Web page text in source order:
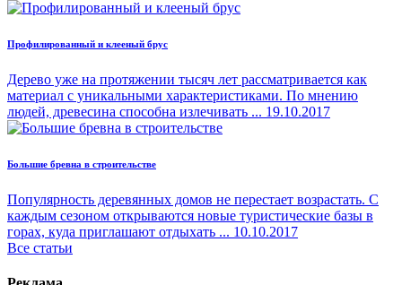
Профилированный и клееный брус
Дерево уже на протяжении тысяч лет рассматривается как
материал с уникальными характеристиками. По мнению
людей, древесина способна излечивать ... 19.10.2017
Большие бревна в строительстве
Популярность деревянных домов не перестает возрастать. С
каждым сезоном открываются новые туристические базы в
горах, куда приглашают отдыхать ... 10.10.2017
Все статьи